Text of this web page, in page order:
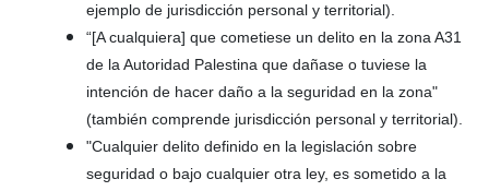
ejemplo de jurisdicción personal y territorial).
“[A cualquiera] que cometiese un delito en la zona A31
de la Autoridad Palestina que dañase o tuviese la
intención de hacer daño a la seguridad en la zona"
(también comprende jurisdicción personal y territorial).
"Cualquier delito definido en la legislación sobre
seguridad o bajo cualquier otra ley, es sometido a la